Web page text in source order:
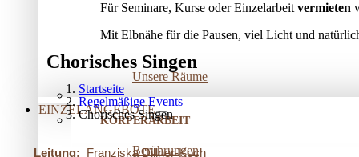
Für Seminare, Kurse oder Einzelarbeit vermieten
Mit Elbnähe für die Pausen, viel Licht und
Unsere Räume
EINZELANGEBOTE
KÖRPERARBEIT
Berührungen
Chorisches Singen
Startseite
Regelmäßige Events
Chorisches Singen
Leitung: Franziska Dillner-Koch